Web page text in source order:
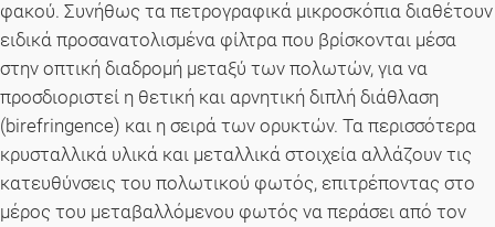
φακού. Συνήθως τα πετρογραφικά μικροσκόπια διαθέτουν
ειδικά προσανατολισμένα φίλτρα που βρίσκονται μέσα
στην οπτική διαδρομή μεταξύ των πολωτών, για να
προσδιοριστεί η θετική και αρνητική διπλή διάθλαση
(birefringence) και η σειρά των ορυκτών. Τα περισσότερα
κρυσταλλικά υλικά και μεταλλικά στοιχεία αλλάζουν τις
κατευθύνσεις του πολωτικού φωτός, επιτρέποντας στο
μέρος του μεταβαλλόμενου φωτός να περάσει από τον